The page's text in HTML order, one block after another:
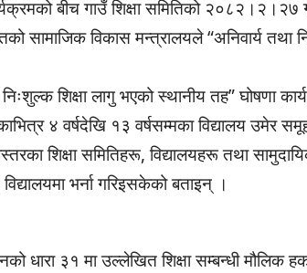
बीच गाउँ शिक्षा समितिको २०८२।२।२७
सामाजिक विकास मन्त्रालयले “अनिवार्य तथा
निःशुल्क शिक्षा लागु भएको स्थानीय तह” घोषणा
४ वर्षदेखि १३ वर्षसम्मका विद्यालय उमेर
शिक्षा समितिहरू, विद्यालयहरू तथा
भर्ना गरिइसकेको बताइन् ।
धारा ३१ मा उल्लेखित शिक्षा सम्बन्धी मौलिक